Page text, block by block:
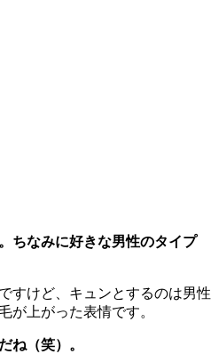
なみに好きな男性のタイプ
すけど、キュンとするのは男性
が上がった表情です。
（笑）。